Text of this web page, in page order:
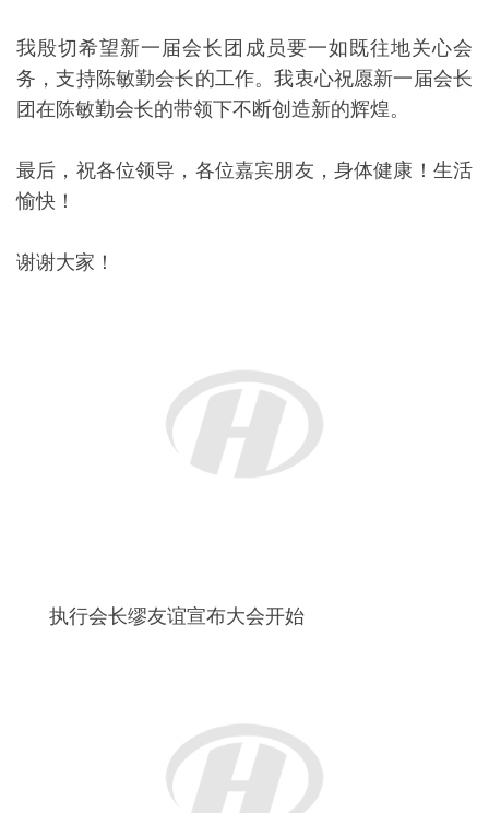
执行会长缪友谊宣布大会开始
中国驻佛罗伦萨总领馆总领事王辅国发表讲话
佛罗伦萨副省督NELLY IPPILITO 女士致辞